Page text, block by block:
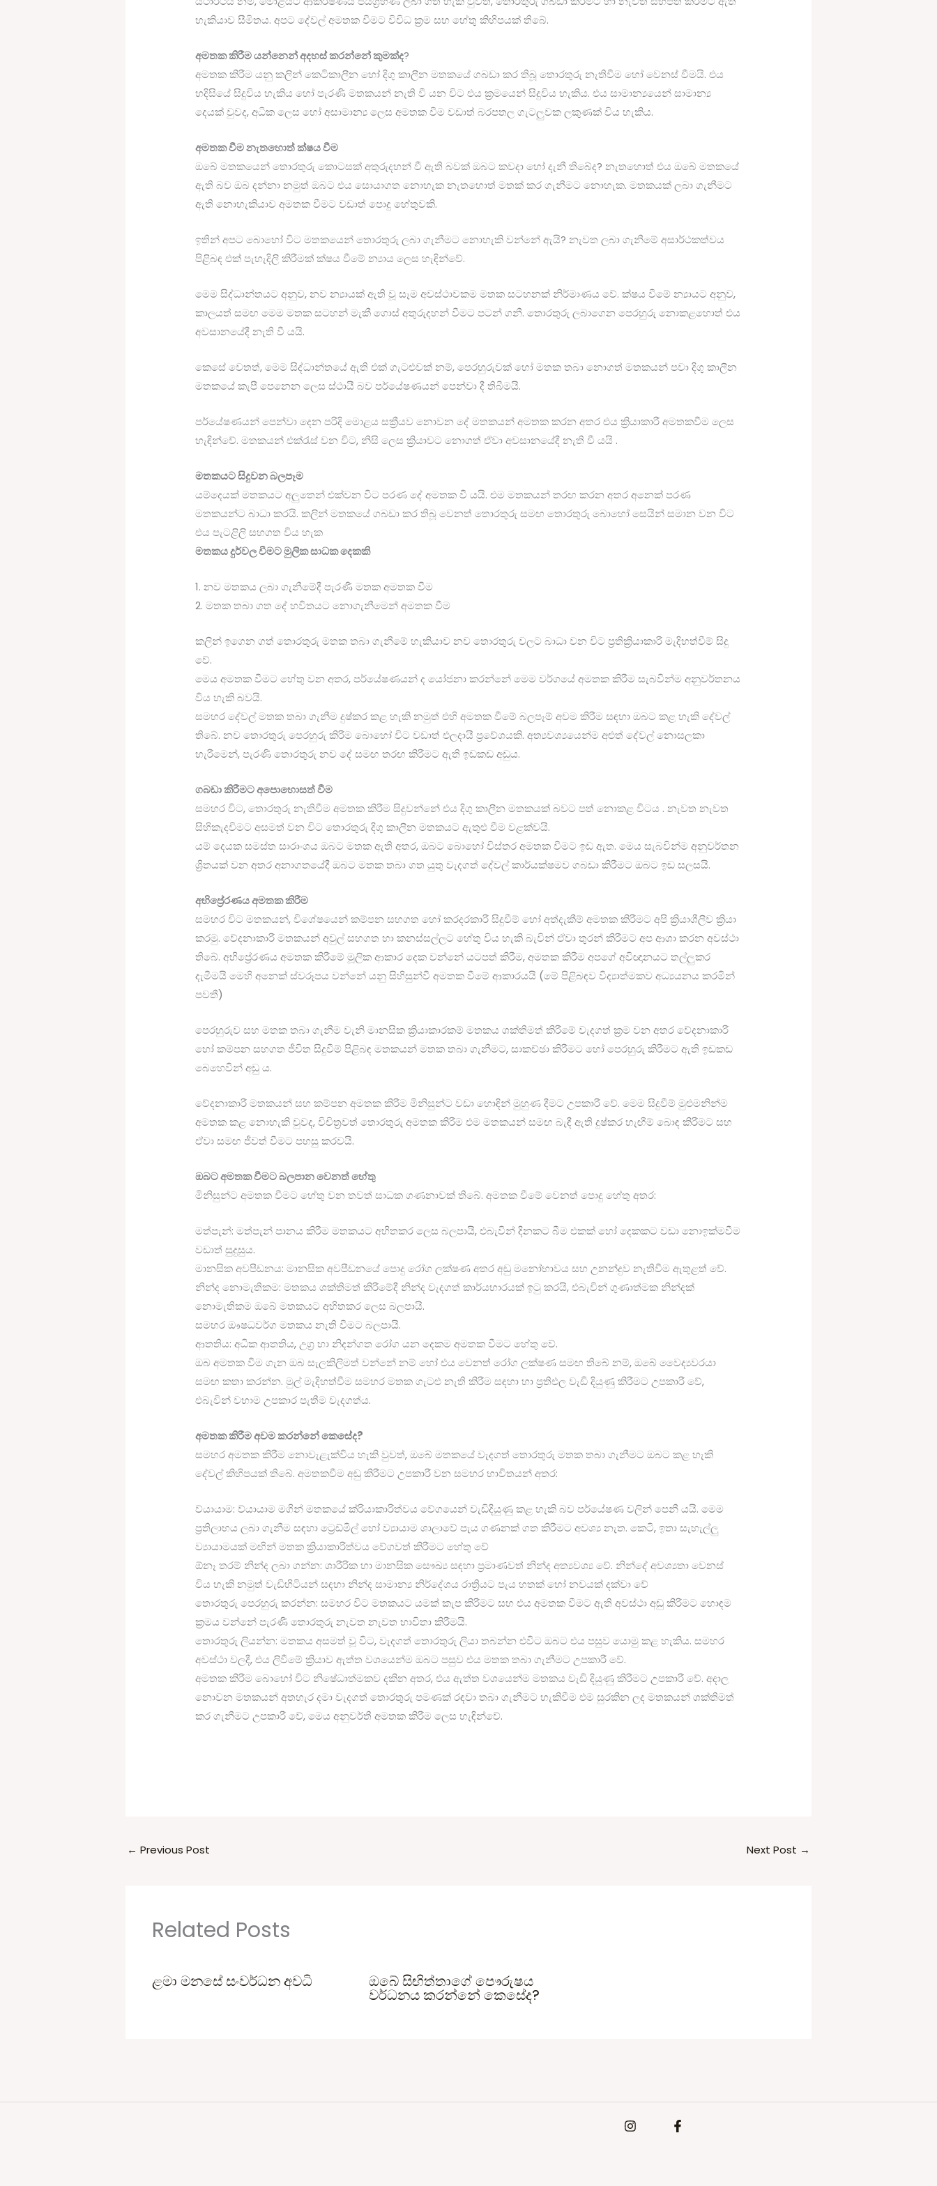
හැකියාව සීමිතය. අපට දේවල් අමතක වීමට විවිධ ක්‍රම සහ හේතු කිහිපයක් තිබේ.
අමතක කිරීම යන්නෙන් අදහස් කරන්නේ කුමක්ද?
අමතක කිරීම යනු කලින් කෙටිකාලීන හෝ දිගු කාලීන මතකයේ ගබඩා කර තිබූ තොරතුරු නැතිවීම හෝ වෙනස් වීමයි. එය
හදිසියේ සිදුවිය හැකිය හෝ පැරණි මතකයන් නැති වී යන විට එය ක්‍රමයෙන් සිදුවිය හැකිය. එය සාමාන්‍යයෙන් සාමාන්‍ය
දෙයක් වුවද, අධික ලෙස හෝ අසාමාන්‍ය ලෙස අමතක වීම වඩාත් බරපතල ගැටලුවක ලකුණක් විය හැකිය.
අමතක වීම නැතහොත් ක්ෂය වීම
ඔබේ මතකයෙන් තොරතුරු කොටසක් අතුරුදහන් වී ඇති බවක් ඔබට කවදා හෝ දැනී තිබේද? නැතහොත් එය ඔබේ මතකයේ
ඇති බව ඔබ දන්නා නමුත් ඔබට එය සොයාගත නොහැක නැතහොත් මතක් කර ගැනීමට නොහැක. මතකයක් ලබා ගැනීමට
ඇති නොහැකියාව අමතක වීමට වඩාත් පොදු හේතුවකි.
ඉතින් අපට බොහෝ විට මතකයෙන් තොරතුරු ලබා ගැනීමට නොහැකි වන්නේ ඇයි? නැවත ලබා ගැනීමේ අසාර්ථකත්වය
පිළිබඳ එක් පැහැදිලි කිරීමක් ක්ෂය වීමේ න්‍යාය ලෙස හැඳින්වේ.
මෙම සිද්ධාන්තයට අනුව, නව න්‍යායක් ඇති වූ සෑම අවස්ථාවකම මතක සටහනක් නිර්මාණය වේ. ක්ෂය වීමේ න්‍යායට අනුව,
කාලයත් සමඟ මෙම මතක සටහන් මැකී ගොස් අතුරුදහන් වීමට පටන් ගනී. තොරතුරු ලබාගෙන පෙරහුරු නොකළහොත් එය
අවසානයේදී නැති වී යයි.
කෙසේ වෙතත්, මෙම සිද්ධාන්තයේ ඇති එක් ගැටළුවක් නම්, පෙරහුරුවක් හෝ මතක තබා නොගත් මතකයන් පවා දිගු කාලීන
මතකයේ කැපී පෙනෙන ලෙස ස්ථායී බව පර්යේෂණයන් පෙන්වා දී තිබීමයි.
පර්යේෂණයන් පෙන්වා දෙන පරිදි මොළය සක්‍රීයව නොවන දේ මතකයන් අමතක කරන අතර එය ක්‍රියාකාරී අමතකවීම ලෙස
හැඳින්වේ. මතකයන් එක්රැස් වන විට, නිසි ලෙස ක්‍රියාවට නොගත් ඒවා අවසානයේදී නැති වී යයි .
මතකයට සිදුවන බලපෑම
යම්දෙයක් මතකයට අලුතෙන් එක්වන විට පරණ දේ අමතක වී යයි. එම මතකයන් තරඟ කරන අතර අනෙක් පරණ
මතකයන්ට බාධා කරයි. කලින් මතකයේ ගබඩා කර තිබූ වෙනත් තොරතුරු සමඟ තොරතුරු බොහෝ සෙයින් සමාන වන විට
එය පැටළිලි සහගත විය හැක
මතකය දුර්වල වීමට මුලික සාධක දෙකකි
1. නව මතකය ලබා ගැනීමේදී පැරණි මතක අමතක වීම
2. මතක තබා ගත දේ හවිතයට නොගැනීමෙන් අමතක වීම
කලින් ඉගෙන ගත් තොරතුරු මතක තබා ගැනීමේ හැකියාව නව තොරතුරු වලට බාධා වන විට ප්‍රතික්‍රියාකාරී මැදිහත්වීම් සිදු
වේ.
මෙය අමතක වීමට හේතු වන අතර, පර්යේෂණයන් ද යෝජනා කරන්නේ මෙම වර්ගයේ අමතක කිරීම සැබවින්ම අනුවර්තනය
විය හැකි බවයි.
සමහර දේවල් මතක තබා ගැනීම දුෂ්කර කළ හැකි නමුත් එහි අමතක වීමේ බලපෑම් අවම කිරීම සඳහා ඔබට කළ හැකි දේවල්
තිබේ. නව තොරතුරු පෙරහුරු කිරීම බොහෝ විට වඩාත් එලදායී ප්‍රවේශයකි. අත්‍යවශ්‍යයෙන්ම අළුත් දේවල් නොසලකා
හැරීමෙන්, පැරණි තොරතුරු නව දේ සමඟ තරඟ කිරීමට ඇති ඉඩකඩ අඩුය.
ගබඩා කිරීමට අපොහොසත් වීම
සමහර විට, තොරතුරු නැතිවීම අමතක කිරීම සිදුවන්නේ එය දිගු කාලීන මතකයක් බවට පත් නොකළ විටය . නැවත නැවත
සිහිකැදවිමට අසමත් වන විට තොරතුරු දිගු කාලීන මතකයට ඇතුළු වීම වළක්වයි.
යම් දෙයක සමස්ත සාරාංශය ඔබට මතක ඇති අතර, ඔබට බොහෝ විස්තර අමතක වීමට ඉඩ ඇත. මෙය සැබවින්ම අනුවර්තන
ශ්‍රිතයක් වන අතර අනාගතයේදී ඔබට මතක තබා ගත යුතු වැදගත් දේවල් කාර්යක්ෂමව ගබඩා කිරීමට ඔබට ඉඩ සලසයි.
අභිප්‍රේරණය අමතක කිරීම
සමහර විට මතකයන්, විශේෂයෙන් කම්පන සහගත හෝ කරදරකාරී සිදුවීම් හෝ අත්දැකීම් අමතක කිරීමට අපි ක්‍රියාශීලීව ක්‍රියා
කරමු. වේදනාකාරී මතකයන් අවුල් සහගත හා කනස්සල්ලට හේතු විය හැකි බැවින් ඒවා තුරන් කිරීමට අප ආශා කරන අවස්ථා
තිබේ. අභිප්‍රේරණය අමතක කිරීමේ මූලික ආකාර දෙක වන්නේ යටපත් කිරීම, අමතක කිරීම අපගේ අවිඥානයට තල්ලුකර
දැමීමයි මෙහි අනෙක් ස්වරූපය වන්නේ යනු සිහිසුන්වී අමතක වීමේ ආකාරයයි (මේ පිළිබඳව විද්‍යාත්මකව අධ්‍යයනය කරමින්
පවතී)
පෙරහුරුව සහ මතක තබා ගැනීම වැනි මානසික ක්‍රියාකාරකම් මතකය ශක්තිමත් කිරීමේ වැදගත් ක්‍රම වන අතර වේදනාකාරී
හෝ කම්පන සහගත ජීවිත සිදුවීම් පිළිබඳ මතකයන් මතක තබා ගැනීමට, සාකච්ඡා කිරීමට හෝ පෙරහුරු කිරීමට ඇති ඉඩකඩ
බෙහෙවින් අඩු ය.
වේදනාකාරී මතකයන් සහ කම්පන අමතක කිරීම මිනිසුන්ට වඩා හොඳින් මුහුණ දීමට උපකාරී වේ. මෙම සිදුවීම් මුළුමනින්ම
අමතක කළ නොහැකි වුවද, විචිත්‍රවත් තොරතුරු අමතක කිරීම එම මතකයන් සමඟ බැඳී ඇති දුෂ්කර හැඟීම් බොඳ කිරීමට සහ
ඒවා සමඟ ජීවත් වීමට පහසු කරවයි.
ඔබට අමතක වීමට බලපාන වෙනත් හේතු
මිනිසුන්ට අමතක වීමට හේතු වන තවත් සාධක ගණනාවක් තිබේ. අමතක වීමේ වෙනත් පොදු හේතු අතර:
මත්පැන්: මත්පැන් පානය කිරීම මතකයට අහිතකර ලෙස බලපායි, එබැවින් දිනකට බීම එකක් හෝ දෙකකට වඩා නොඉක්මවීම
වඩාත් සුදුසුය.
මානසික අවපීඩනය: මානසික අවපීඩනයේ පොදු රෝග ලක්ෂණ අතර අඩු මනෝභාවය සහ උනන්දුව නැතිවීම ඇතුළත් වේ.
නින්ද නොමැතිකම: මතකය ශක්තිමත් කිරීමේදී නින්ද වැදගත් කාර්යභාරයක් ඉටු කරයි, එබැවින් ගුණාත්මක නින්දක්
නොමැතිකම ඔබේ මතකයට අහිතකර ලෙස බලපායි.
සමහර ඖෂධවර්ග මතකය නැති වීමට බලපායි.
ආතතිය: අධික ආතතිය, උග්‍ර හා නිදන්ගත රෝග යන දෙකම අමතක වීමට හේතු වේ.
ඔබ අමතක වීම ගැන ඔබ සැලකිලිමත් වන්නේ නම් හෝ එය වෙනත් රෝග ලක්ෂණ සමඟ තිබේ නම්, ඔබේ වෛද්‍යවරයා
සමඟ කතා කරන්න. මුල් මැදිහත්වීම සමහර මතක ගැටළු නැති කිරීම සඳහා හා ප්‍රතිඑල වැඩි දියුණු කිරීමට උපකාරී වේ,
එබැවින් වහාම උපකාර පැතීම වැදගත්ය.
අමතක කිරීම අවම කරන්නේ කෙසේද?
සමහර අමතක කිරීම නොවැළැක්විය හැකි වුවත්, ඔබේ මතකයේ වැදගත් තොරතුරු මතක තබා ගැනීමට ඔබට කළ හැකි
දේවල් කිහිපයක් තිබේ. අමතකවීම අඩු කිරීමට උපකාරී වන සමහර භාවිතයන් අතර:
ව්යායාම: ව්යායාම මගින් මතකයේ ක්රියාකාරිත්වය වේගයෙන් වැඩිදියුණු කළ හැකි බව පර්යේෂණ වලින් පෙනී යයි. මෙම
ප්‍රතිලාභය ලබා ගැනීම සඳහා ට්‍රෙඩ්මිල් හෝ ව්‍යායාම ශාලාවේ පැය ගණනක් ගත කිරීමට අවශ්‍ය නැත. කෙටි, ඉතා සැහැල්ලු
ව්‍යායාමයක් මඟින් මතක ක්‍රියාකාරිත්වය වේගවත් කිරීමට හේතු වේ
ඕනෑ තරම් නින්ද ලබා ගන්න: ශාරීරික හා මානසික සෞඛ්‍ය සඳහා ප්‍රමාණවත් නින්ද අත්‍යවශ්‍ය වේ. නින්දේ අවශ්‍යතා වෙනස්
විය හැකි නමුත් වැඩිහිටියන් සඳහා නින්ද සාමාන්‍ය නිර්දේශය රාත්‍රියට පැය හතක් හෝ නවයක් දක්වා වේ
තොරතුරු පෙරහුරු කරන්න: සමහර විට මතකයට යමක් කැප කිරීමට සහ එය අමතක වීමට ඇති අවස්ථා අඩු කිරීමට හොඳම
ක්‍රමය වන්නේ පැරණි තොරතුරු නැවත නැවත භාවිතා කිරීමයි.
තොරතුරු ලියන්න: මතකය අසමත් වූ විට, වැදගත් තොරතුරු ලියා තබන්න එවිට ඔබට එය පසුව යොමු කළ හැකිය. සමහර
අවස්ථා වලදී, එය ලිවීමේ ක්‍රියාව ඇත්ත වශයෙන්ම ඔබට පසුව එය මතක තබා ගැනීමට උපකාරී වේ.
අමතක කිරීම බොහෝ විට නිෂේධාත්මකව දකින අතර, එය ඇත්ත වශයෙන්ම මතකය වැඩි දියුණු කිරීමට උපකාරී වේ. අදාල
නොවන මතකයන් අතහැර දමා වැදගත් තොරතුරු පමණක් රඳවා තබා ගැනීමට හැකිවීම එම සුරකින ලද මතකයන් ශක්තිමත්
කර ගැනීමට උපකාරී වේ, මෙය අනුවර්තී අමතක කිරීම ලෙස හැඳින්වේ.
← Previous Post Next Post →
Related Posts
ළමා මනසේ සංවර්ධන අවධි ඔබේ සිඟිත්තාගේ පෞරුෂය
වර්ධනය කරන්නේ කෙසේද?